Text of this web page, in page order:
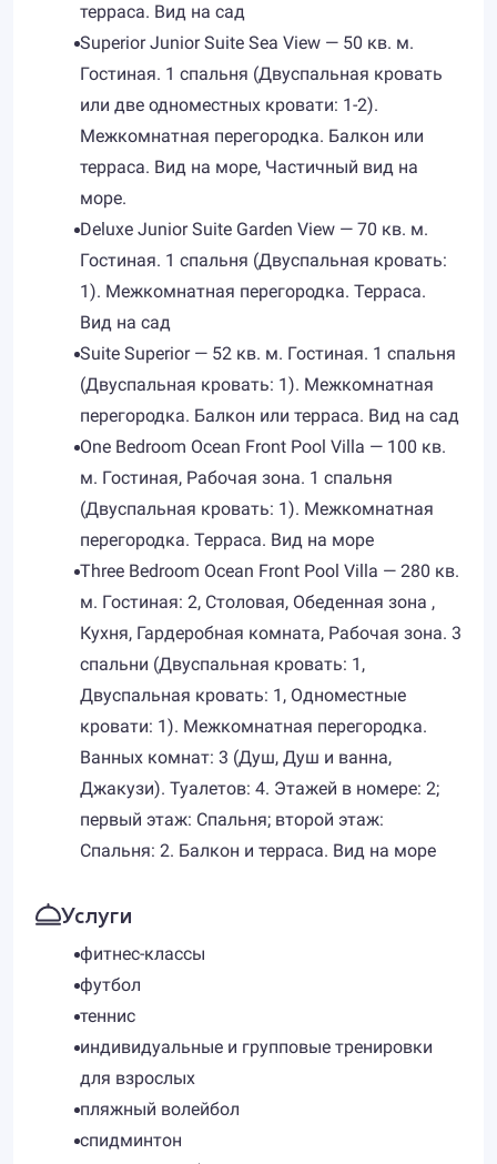
терраса. Вид на сад
Superior Junior Suite Sea View — 50 кв. м.
Гостиная. 1 спальня (Двуспальная кровать
или две одноместных кровати: 1-2).
Межкомнатная перегородка. Балкон или
терраса. Вид на море, Частичный вид на
море.
Deluxe Junior Suite Garden View — 70 кв. м.
Гостиная. 1 спальня (Двуспальная кровать:
1). Межкомнатная перегородка. Терраса.
Вид на сад
Suite Superior — 52 кв. м. Гостиная. 1 спальня
(Двуспальная кровать: 1). Межкомнатная
перегородка. Балкон или терраса. Вид на сад
One Bedroom Ocean Front Pool Villa — 100 кв.
м. Гостиная, Рабочая зона. 1 спальня
(Двуспальная кровать: 1). Межкомнатная
перегородка. Терраса. Вид на море
Three Bedroom Ocean Front Pool Villa — 280 кв.
м. Гостиная: 2, Столовая, Обеденная зона ,
Кухня, Гардеробная комната, Рабочая зона. 3
спальни (Двуспальная кровать: 1,
Двуспальная кровать: 1, Одноместные
кровати: 1). Межкомнатная перегородка.
Ванных комнат: 3 (Душ, Душ и ванна,
Джакузи). Туалетов: 4. Этажей в номере: 2;
первый этаж: Спальня; второй этаж:
Спальня: 2. Балкон и терраса. Вид на море
Услуги
фитнес-классы
футбол
теннис
индивидуальные и групповые тренировки
для взрослых
пляжный волейбол
спидминтон